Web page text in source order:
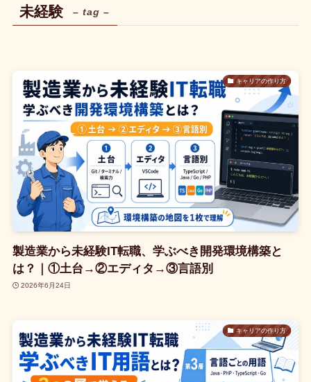
未経験 – tag –
キャリアの作り方
製造業から未経験IT転職、学ぶべき開発環境構築と
は？｜①土台→②エディタ→③言語別
2026年6月24日
キャリアの作り方